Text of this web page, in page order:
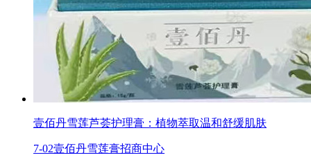
壹佰丹雪莲芦荟护理膏：植物萃取温和舒缓肌肤
7-02壹佰丹雪莲膏招商中心